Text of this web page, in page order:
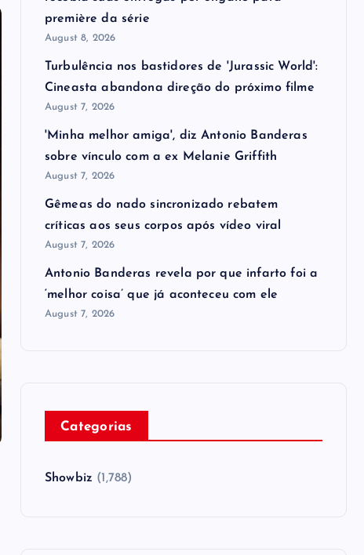
première da série
August 8, 2026
Turbulência nos bastidores de 'Jurassic World':
Cineasta abandona direção do próximo filme
August 7, 2026
'Minha melhor amiga', diz Antonio Banderas
sobre vínculo com a ex Melanie Griffith
August 7, 2026
Gêmeas do nado sincronizado rebatem
críticas ​a​os seus corpos após vídeo viral
August 7, 2026
Antonio Banderas revela por que infarto foi a
‘melhor coisa’ que já aconteceu com ele
August 7, 2026
Categorias
Showbiz (1,788)